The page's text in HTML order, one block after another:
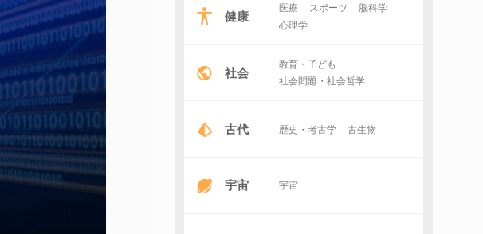
健康 医療 スポーツ
脳科学
心理学
社会
教育・子ども
社会問題・社会哲学
古代 歴史・考古学 古生物
宇宙 宇宙